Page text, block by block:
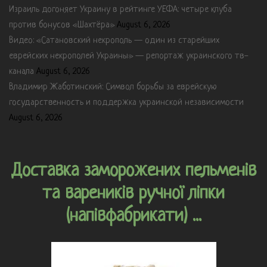
Израиль догоняет Украину в рейтинге УЕФА: четыре клуба
против бонусов «Шахтёра» August 6, 2026
Видео: «Сатановский некрополь — один из старейших
еврейских некрополей Украины» — репортаж украинского тв-
канала August 6, 2026
Владимир Жаботинский: Символ борьбы за еврейскую
государственность и поддержка украинской независимости
August 6, 2026
Доставка заморожених пельменів
та вареників ручної ліпки
(напівфабрикати) ...